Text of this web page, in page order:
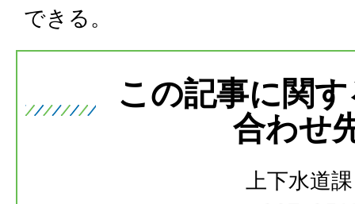
できる。
この記事に関
合わせ
上下水道課